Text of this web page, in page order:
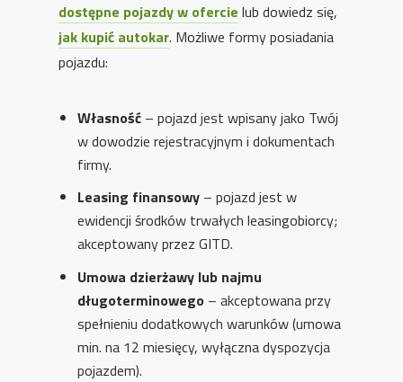
dostępne pojazdy w ofercie lub dowiedz się,
jak kupić autokar. Możliwe formy posiadania
pojazdu:
Własność – pojazd jest wpisany jako Twój
w dowodzie rejestracyjnym i dokumentach
firmy.
Leasing finansowy – pojazd jest w
ewidencji środków trwałych leasingobiorcy;
akceptowany przez GITD.
Umowa dzierżawy lub najmu
długoterminowego – akceptowana przy
spełnieniu dodatkowych warunków (umowa
min. na 12 miesięcy, wyłączna dyspozycja
pojazdem).